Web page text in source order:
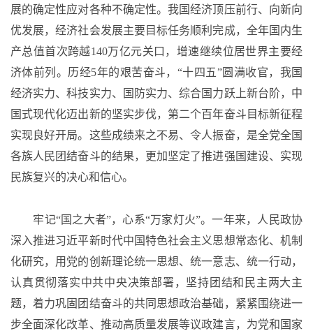
展的确定性应对各种不确定性。我国经济顶压前行、向新向
优发展，经济社会发展主要目标任务顺利完成，全年国内生
产总值首次跨越140万亿元关口，增速继续位居世界主要经
济体前列。历经5年的艰苦奋斗，“十四五”圆满收官，我国
经济实力、科技实力、国防实力、综合国力跃上新台阶，中
国式现代化迈出新的坚实步伐，第二个百年奋斗目标新征程
实现良好开局。这些成绩来之不易、令人振奋，是全党全国
各族人民团结奋斗的结果，更加坚定了推进强国建设、实现
民族复兴的决心和信心。
牢记“国之大者”，心系“万家灯火”。一年来，人民政协
深入推进习近平新时代中国特色社会主义思想常态化、机制
化研究，用党的创新理论统一思想、统一意志、统一行动，
认真贯彻落实中共中央决策部署，坚持团结和民主两大主
题，着力巩固团结奋斗的共同思想政治基础，紧紧围绕进一
步全面深化改革、推动高质量发展等议政建言，为党和国家